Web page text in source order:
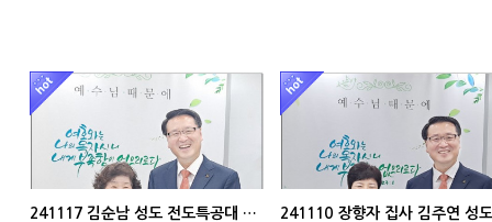
241117 김순남 성도 전도특공대 인도